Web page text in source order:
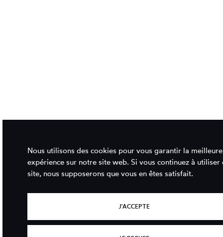
Nous utilisons des cookies pour vous garantir la meilleure
expérience sur notre site web. Si vous continuez à utiliser
site, nous supposerons que vous en êtes satisfait.
J'ACCEPTE